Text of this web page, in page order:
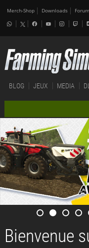
Merch-Shop Downloads Forum
BLOG JEUX MEDIA
Bienvenue